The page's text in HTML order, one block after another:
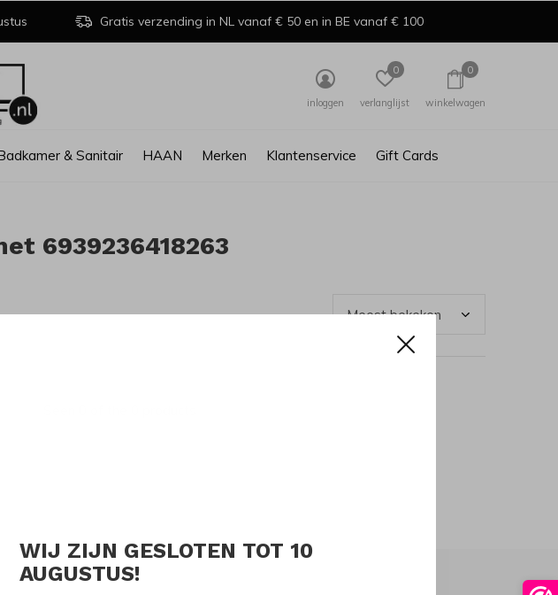
WIJ ZIJN GESLOTEN TOT 10
AUGUSTUS!
& Sanitair HAAN Merken Klantenservice Gift Cards
inloggen verlanglijst
0
winkelwagen
0
Gratis verzending in NL vanaf € 50 en in BE vanaf € 100
6939236418263